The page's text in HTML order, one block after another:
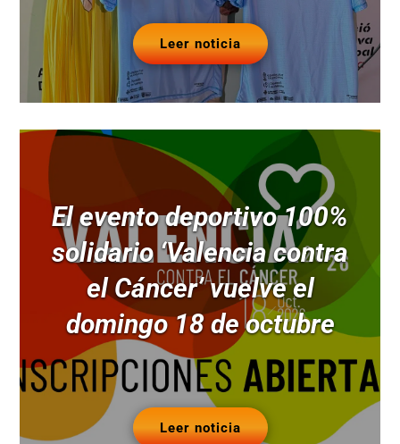
Leer noticia
El evento deportivo 100%
solidario ‘Valencia contra
el Cáncer’ vuelve el
domingo 18 de octubre
Leer noticia